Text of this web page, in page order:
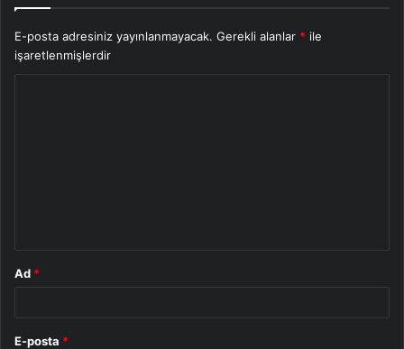
E-posta adresiniz yayınlanmayacak. Gerekli alanlar * ile
işaretlenmişlerdir
Ad *
E-posta *